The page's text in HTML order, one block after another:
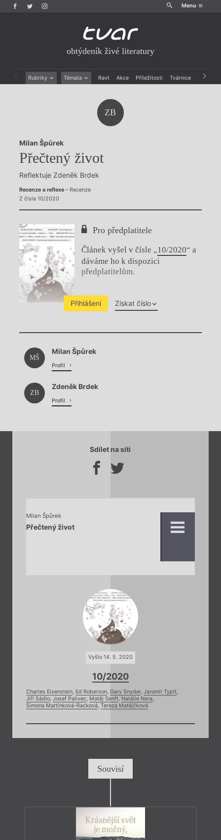
Menu
obtýdeník živé literatury
Rubriky Témata Ravt Akce Příležitosti Tvárnice Archiv
Rozhovory
Dokument
Výroční ceny
ZB
Milan Špůrek
Přečtený život
Reflektuje Zdeněk Brdek
Recenze a reflexe– Recenze
Z čísla 10/2020
Pro předplatitele
Článek vyšel v čísle „10/2020“ a
dáváme ho k dispozici
předplatitelům.
Přihlášení Získat číslo
Chviličku.
Načítá se.
MŠ
Milan Špůrek
Profil
ZB
Zdeněk Brdek
Profil
Sdílet na síti
Milan Špůrek
Přečtený život
Vyšlo 14. 5. 2020
10/2020
Charles Eisenstein, Ed Roberson, Gary Snyder, Jaromír Typlt,
Jiří Sádlo, Josef Palivec, Matěj Senft, Natálie Nera,
Simona Martínková-Racková, Tereza Matějčková
Souvisí